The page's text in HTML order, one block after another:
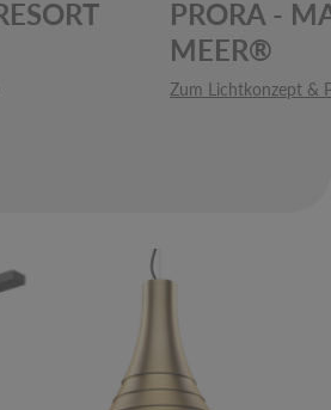
PRORA -
MEER®
Zum Lichtkonzept &